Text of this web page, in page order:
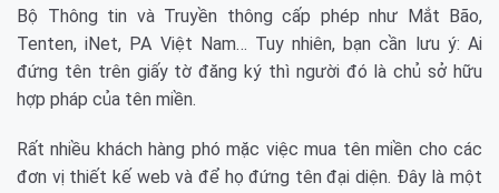
Bộ Thông tin và Truyền thông cấp phép như Mắt Bão,
Tenten, iNet, PA Việt Nam… Tuy nhiên, bạn cần lưu ý: Ai
đứng tên trên giấy tờ đăng ký thì người đó là chủ sở hữu
hợp pháp của tên miền.
Rất nhiều khách hàng phó mặc việc mua tên miền cho các
đơn vị thiết kế web và để họ đứng tên đại diện. Đây là một